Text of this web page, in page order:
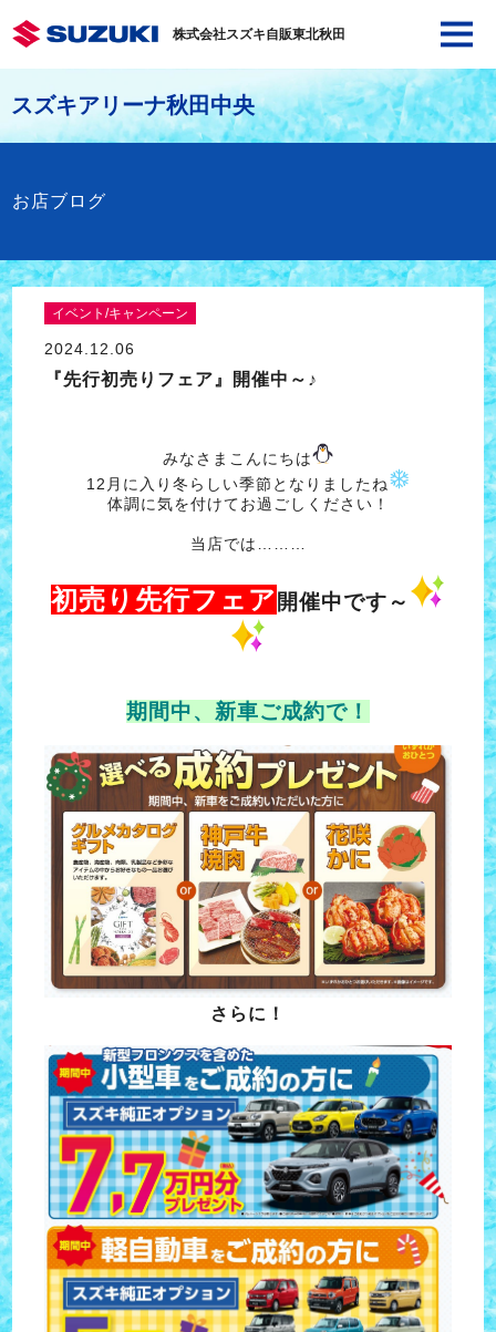
株式会社スズキ自販東北秋田
スズキアリーナ秋田中央
お店ブログ
イベント/キャンペーン
2024.12.06
『先行初売りフェア』開催中～♪
みなさまこんにちは
12月に入り冬らしい季節となりましたね
体調に気を付けてお過ごしください！
当店では………
初売り先行フェア 開催中です～
期間中、新車ご成約で！
さらに！